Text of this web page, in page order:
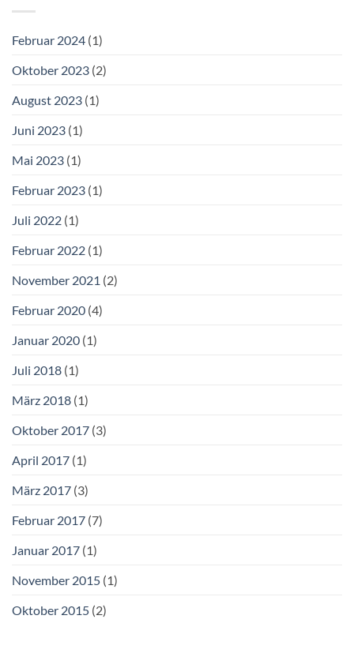
Februar 2024 (1)
Oktober 2023 (2)
August 2023 (1)
Juni 2023 (1)
Mai 2023 (1)
Februar 2023 (1)
Juli 2022 (1)
Februar 2022 (1)
November 2021 (2)
Februar 2020 (4)
Januar 2020 (1)
Juli 2018 (1)
März 2018 (1)
Oktober 2017 (3)
April 2017 (1)
März 2017 (3)
Februar 2017 (7)
Januar 2017 (1)
November 2015 (1)
Oktober 2015 (2)